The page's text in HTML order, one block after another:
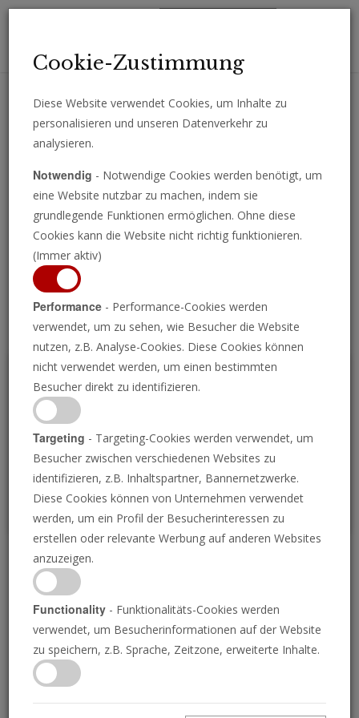
Erhalten Sie wichtige Analysen, Kommentare und Nachrichten
Programm ansehen
P
Putin erinnert sich an
Jugoslawien
14.07.2023 • 24 Minuten
Der russische Präsident Wladimir Putin hat die
Ukraine ohne Grund angegriffen, so scheint es
Cookie-Zustimmung
Diese Website verwendet Cookies, um Inhalte zu
personalisieren und unseren Datenverkehr zu
analysieren.
Notwendig - Notwendige Cookies werden benötigt, um
eine Website nutzbar zu machen, indem sie
grundlegende Funktionen ermöglichen. Ohne diese
Cookies kann die Website nicht richtig funktionieren.
(Immer aktiv)
Performance - Performance-Cookies werden
verwendet, um zu sehen, wie Besucher die Website
nutzen, z.B. Analyse-Cookies. Diese Cookies können
nicht verwendet werden, um einen bestimmten
Besucher direkt zu identifizieren.
Targeting - Targeting-Cookies werden verwendet, um
Besucher zwischen verschiedenen Websites zu
identifizieren, z.B. Inhaltspartner, Bannernetzwerke.
Diese Cookies können von Unternehmen verwendet
werden, um ein Profil der Besucherinteressen zu
erstellen oder relevante Werbung auf anderen Websites
anzuzeigen.
Functionality - Funktionalitäts-Cookies werden
verwendet, um Besucherinformationen auf der Website
zu speichern, z.B. Sprache, Zeitzone, erweiterte Inhalte.